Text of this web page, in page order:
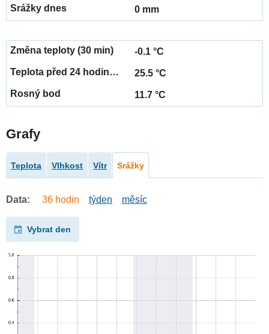
0 mm
-0.1 °C
25.5 °C
11.7 °C
Grafy
Teplota Vlhkost Vítr Srážky
Data: 36 hodin týden měsíc
Vybrat den